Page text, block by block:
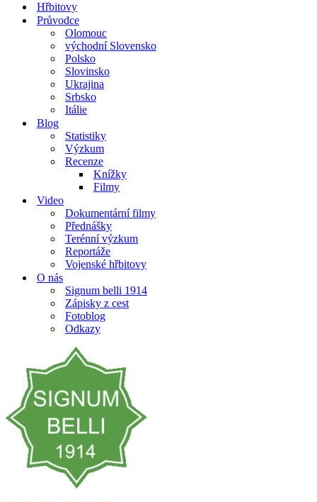
Hřbitovy
Průvodce
Olomouc
východní Slovensko
Polsko
Slovinsko
Ukrajina
Srbsko
Itálie
Blog
Statistiky
Výzkum
Recenze
Knížky
Filmy
Video
Dokumentární filmy
Přednášky
Terénní výzkum
Reportáže
Vojenské hřbitovy
O nás
Signum belli 1914
Zápisky z cest
Fotoblog
Odkazy